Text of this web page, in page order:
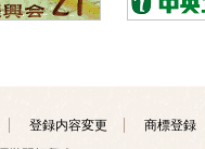
登録内容変更 商標登録